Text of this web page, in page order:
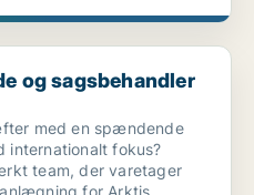
til Logistiksek...
og sagsbehandler
med en spændende
internationalt fokus?
team, der varetager